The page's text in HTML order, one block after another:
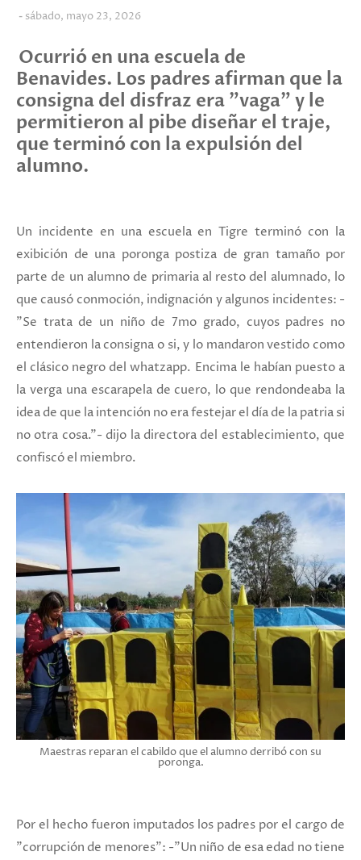
sábado, mayo 23, 2026
Ocurrió en una escuela de
Benavides. Los padres afirman que la
consigna del disfraz era "vaga" y le
permitieron al pibe diseñar el traje,
que terminó con la expulsión del
alumno.
Un incidente en una escuela en Tigre terminó con la
exibición de una poronga postiza de gran tamaño por
parte de un alumno de primaria al resto del alumnado, lo
que causó conmoción, indignación y algunos incidentes: -
"Se trata de un niño de 7mo grado, cuyos padres no
entendieron la consigna o si, y lo mandaron vestido como
el clásico negro del whatzapp. Encima le habían puesto a
la verga una escarapela de cuero, lo que rendondeaba la
idea de que la intención no era festejar el día de la patria si
no otra cosa."- dijo la directora del establecimiento, que
confiscó el miembro.
Maestras reparan el cabildo que el alumno derribó con su
poronga.
Por el hecho fueron imputados los padres por el cargo de
"corrupción de menores": -"Un niño de esa edad no tiene